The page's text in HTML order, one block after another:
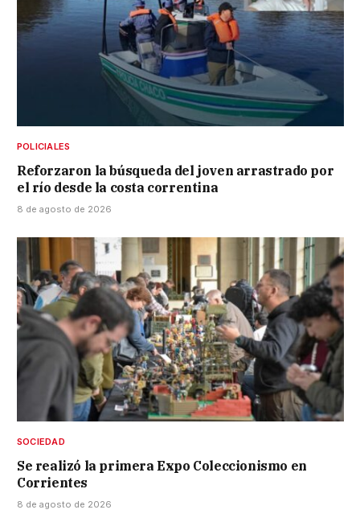
POLICIALES
Reforzaron la búsqueda del joven arrastrado por
el río desde la costa correntina
8 de agosto de 2026
SOCIEDAD
Se realizó la primera Expo Coleccionismo en
Corrientes
8 de agosto de 2026